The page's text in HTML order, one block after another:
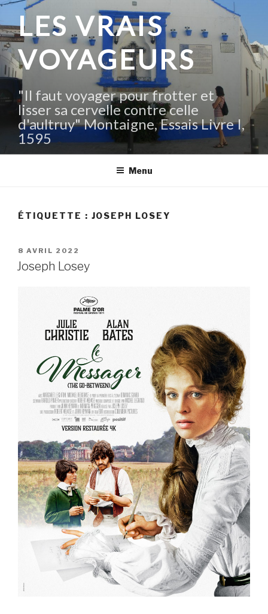
Aller
contenu
principal
LES VRAIS
VOYAGEURS
"Il faut voyager pour frotter et
lisser sa cervelle contre celle
d'aultruy" Montaigne, Essais Livre I,
1595
Menu
ÉTIQUETTE : JOSEPH LOSEY
PUBLIÉ
LE
8 AVRIL 2022
Joseph Losey